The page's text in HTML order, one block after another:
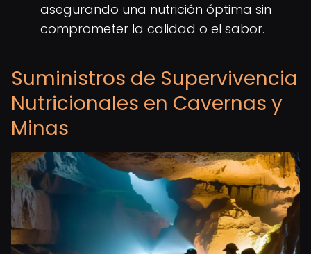
asegurando una nutrición óptima sin
comprometer la calidad o el sabor.
Suministros de Supervivencia
Nutricionales en Cavernas y
Minas